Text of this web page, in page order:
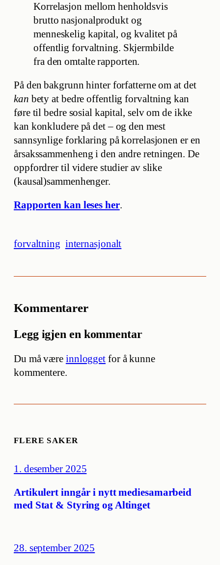
Korrelasjon mellom henholdsvis
brutto nasjonalprodukt og
menneskelig kapital, og kvalitet på
offentlig forvaltning. Skjermbilde
fra den omtalte rapporten.
På den bakgrunn hinter forfatterne om at det
kan bety at bedre offentlig forvaltning kan
føre til bedre sosial kapital, selv om de ikke
kan konkludere på det – og den mest
sannsynlige forklaring på korrelasjonen er en
årsakssammenheng i den andre retningen. De
oppfordrer til videre studier av slike
(kausal)sammenhenger.
Rapporten kan leses her.
forvaltning internasjonalt
Kommentarer
Legg igjen en kommentar
Du må være innlogget for å kunne
kommentere.
FLERE SAKER
1. desember 2025
Artikulert inngår i nytt mediesamarbeid
med Stat & Styring og Altinget
28. september 2025